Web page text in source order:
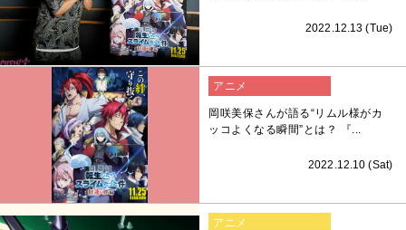
2022.12.13 (Tue)
アニメ
岡咲美保さんが語る“リムル様がカ
ッコよくなる瞬間”とは？ 『...
2022.12.10 (Sat)
アニメ